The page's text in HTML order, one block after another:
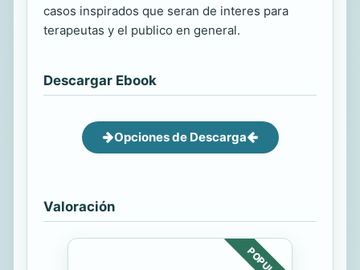
casos inspirados que seran de interes para
terapeutas y el publico en general.
Descargar Ebook
Opciones de Descarga
Valoración